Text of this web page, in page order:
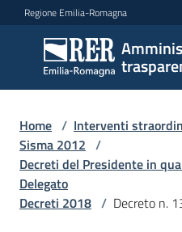
Vai al contenuto
Vai alla navigazione
Vai al footer
Regione Emilia-Romagna
trasparente
Sottosezioni
Accesso
Home / Interventi
Sisma 2012 /
Decreti del Presidente in
Delegato
Decreti 2018 / Decreto n.